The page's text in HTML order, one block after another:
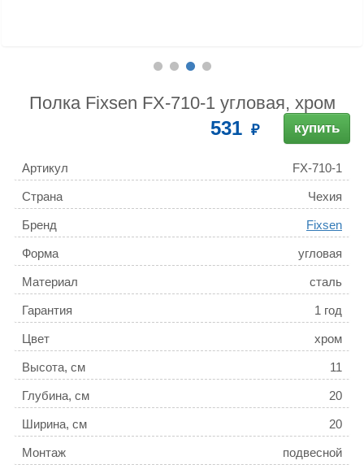
Полка Fixsen FX-710-1 угловая, хром
531 купить
Артикул FX-710-1
Страна Чехия
Бренд Fixsen
Форма угловая
Материал сталь
Гарантия 1 год
Цвет хром
Высота, см 11
Глубина, см 20
Ширина, см 20
Монтаж подвесной